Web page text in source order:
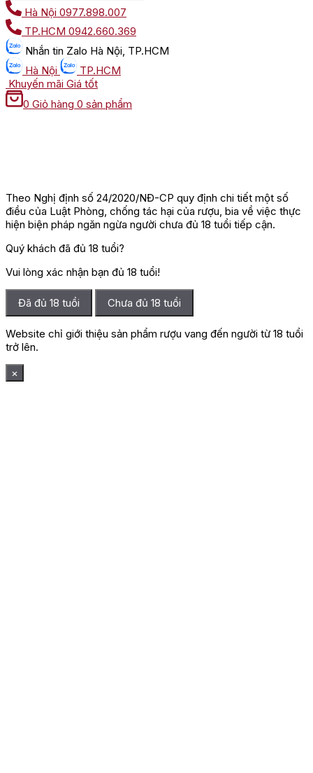
Hà Nội 0977.898.007
TP.HCM 0942.660.369
Nhắn tin Zalo Hà Nội, TP.HCM
Hà Nội
TP.HCM
Khuyến mãi Giá tốt
0 Giỏ hàng 0 sản phẩm
Theo Nghị định số 24/2020/NĐ-CP quy định chi tiết một số
điều của Luật Phòng, chống tác hại của rượu, bia về việc thực
hiện biện pháp ngăn ngừa người chưa đủ 18 tuổi tiếp cận.
Quý khách đã đủ 18 tuổi?
Vui lòng xác nhận bạn đủ 18 tuổi!
Đã đủ 18 tuổi Chưa đủ 18 tuổi
Website chỉ giới thiệu sản phẩm rượu vang đến người từ 18 tuổi
trở lên.
×